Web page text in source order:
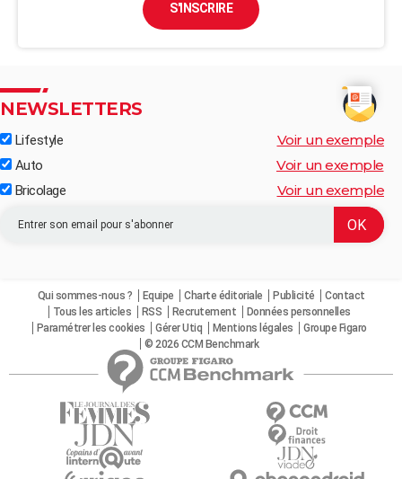
S'INSCRIRE
NEWSLETTERS
Lifestyle Voir un exemple
Auto Voir un exemple
Bricolage Voir un exemple
Qui sommes-nous ? Equipe Charte éditoriale Publicité
Contact
Tous les articles
RSS Recrutement
Données personnelles
Paramétrer les cookies
Gérer Utiq Mentions légales
Groupe Figaro
© 2026 CCM Benchmark